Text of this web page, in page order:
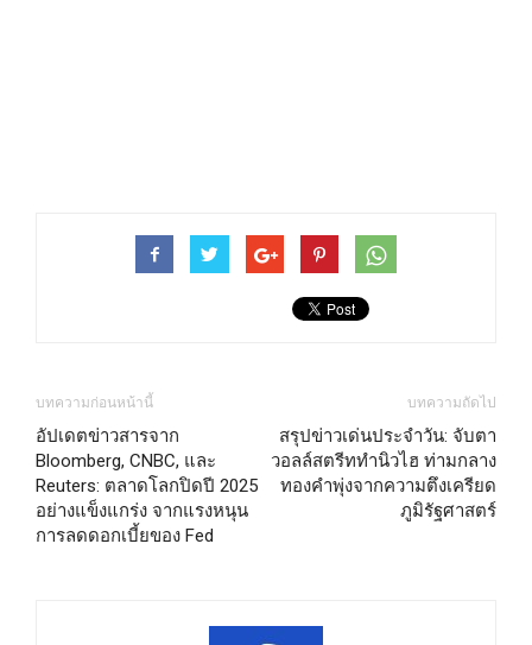
บทความก่อนหน้านี้
อัปเดตข่าวสารจาก
Bloomberg, CNBC, และ
Reuters: ตลาดโลกปิดปี 2025
อย่างแข็งแกร่ง จากแรงหนุน
การลดดอกเบี้ยของ Fed
บทความถัดไป
สรุปข่าวเด่นประจำวัน: จับตา
วอลล์สตรีททำนิวไฮ ท่ามกลาง
ทองคำพุ่งจากความตึงเครียด
ภูมิรัฐศาสตร์